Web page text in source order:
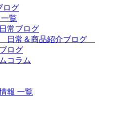
ログ
覧
常ブログ
常＆商品紹介ブログ
ログ
コラム
報 一覧